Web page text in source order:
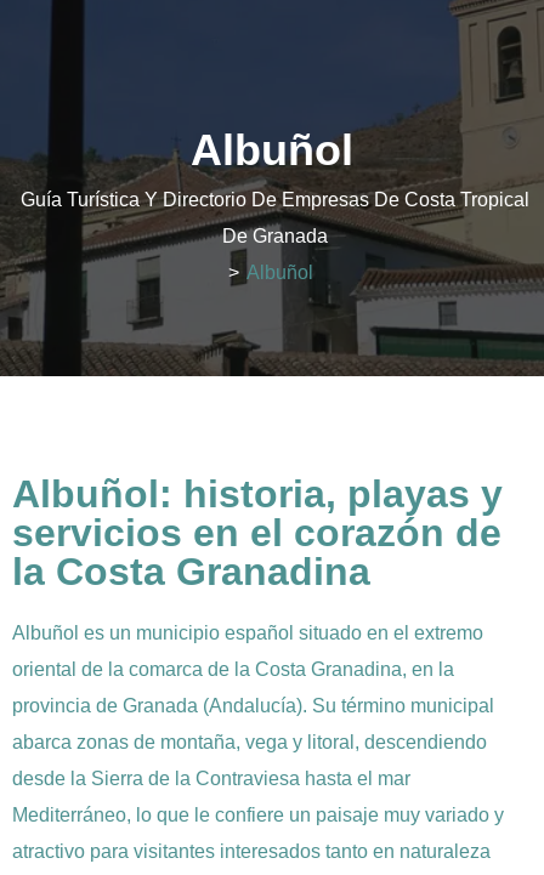
Albuñol
Guía Turística Y Directorio De Empresas De Costa Tropical
De Granada
> Albuñol
Albuñol: historia, playas y
servicios en el corazón de
la Costa Granadina
Albuñol es un municipio español situado en el extremo
oriental de la comarca de la Costa Granadina, en la
provincia de Granada (Andalucía). Su término municipal
abarca zonas de montaña, vega y litoral, descendiendo
desde la Sierra de la Contraviesa hasta el mar
Mediterráneo, lo que le confiere un paisaje muy variado y
atractivo para visitantes interesados tanto en naturaleza